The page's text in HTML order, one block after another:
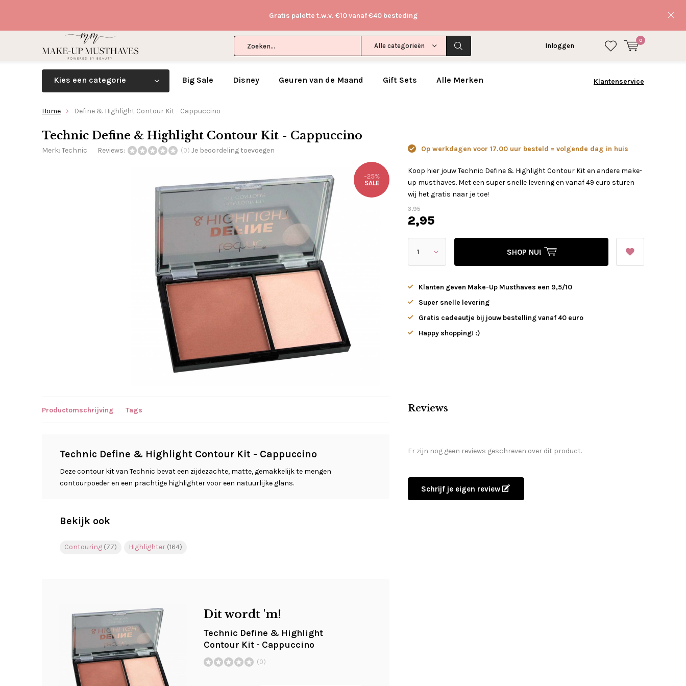
Alle categorieën Inloggen
0
Gratis palette t.w.v. €10 vanaf €40 besteding
Kies een categorie Big Sale Disney Geuren van de Maand Gift Sets Alle Merken Klantenservice
Home Define & Highlight Contour Kit - Cappuccino
Technic Define & Highlight Contour Kit - Cappuccino
Merk: Technic Reviews: (0) Je beoordeling toevoegen
-25%
SALE
Op werkdagen voor 17.00 uur besteld = volgende dag in huis
Koop hier jouw Technic Define & Highlight Contour Kit en andere make-
up musthaves. Met een super snelle levering en vanaf 49 euro sturen
wij het gratis naar je toe!
3,95
2,95
SHOP NU!
Klanten geven Make-Up Musthaves een 9,5/10
Super snelle levering
Gratis cadeautje bij jouw bestelling vanaf 40 euro
Happy shopping! :)
Productomschrijving Tags
Technic Define & Highlight Contour Kit - Cappuccino
Deze contour kit van Technic bevat een zijdezachte, matte, gemakkelijk te mengen
contourpoeder en een prachtige highlighter voor een natuurlijke glans.
Bekijk ook
Contouring (77) Highlighter (164)
Dit wordt 'm!
Technic Define & Highlight
Contour Kit - Cappuccino
(0)
Reviews
Er zijn nog geen reviews geschreven over dit product.
Schrijf je eigen review